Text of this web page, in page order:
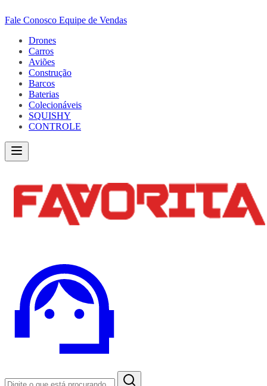
Fale Conosco Equipe de Vendas
Drones
Carros
Aviões
Construção
Barcos
Baterias
Colecionáveis
SQUISHY
CONTROLE